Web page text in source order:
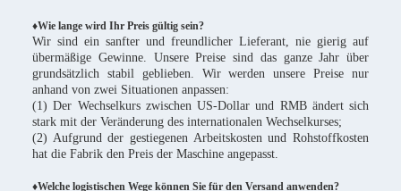
♦Wie lange wird Ihr Preis gültig sein?
Wir sind ein sanfter und freundlicher Lieferant, nie gierig auf
übermäßige Gewinne. Unsere Preise sind das ganze Jahr über
grundsätzlich stabil geblieben. Wir werden unsere Preise nur
anhand von zwei Situationen anpassen:
(1) Der Wechselkurs zwischen US-Dollar und RMB ändert sich
stark mit der Veränderung des internationalen Wechselkurses;
(2) Aufgrund der gestiegenen Arbeitskosten und Rohstoffkosten
hat die Fabrik den Preis der Maschine angepasst.
♦Welche logistischen Wege können Sie für den Versand anwenden?